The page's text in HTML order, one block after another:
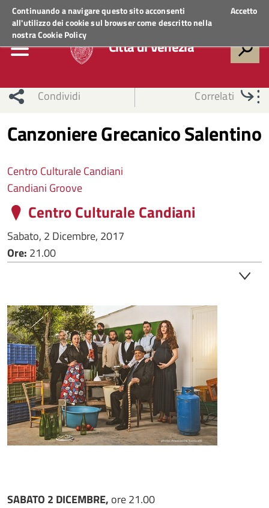
Continuando a navigare questo sito acconsenti
all'utilizzo dei cookie sul browser come descritto nella
nostraCookie Policy
Accetto
Regione VenetoACCEDI AI SERVIZI
Città di Venezia
Condividi Correlati
Canzoniere Grecanico Salentino
Centro Culturale Candiani
Candiani Groove
Centro Culturale Candiani
Sabato, 2 Dicembre, 2017
Ore: 21.00
SABATO 2 DICEMBRE, ore 21.00